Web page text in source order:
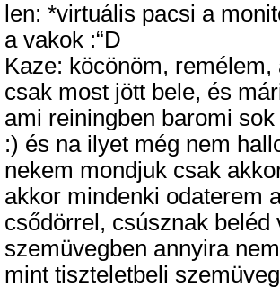
len: *virtuális pacsi a
a vakok :“D
Kaze: köcönöm,
csak most jött bele, és
ami reiningben baromi
:) és na ilyet még nem
nekem mondjuk csak
akkor mindenki odaterem
csődörrel, csúsznak
szemüvegben annyira
mint tiszteletbeli